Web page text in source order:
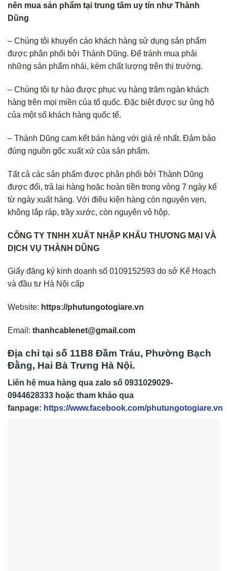
nên mua sản phẩm tại trung tâm uy tín như Thành
Dũng
– Chúng tôi khuyến cáo khách hàng sử dụng sản phẩm
được phân phối bởi Thành Dũng. Để tránh mua phải
những sản phẩm nhái, kém chất lượng trên thị trường.
– Chúng tôi tự hào được phục vụ hàng trăm ngàn khách
hàng trên mọi miền của tổ quốc. Đặc biệt được sự ủng hộ
của một số khách hàng quốc tế.
– Thành Dũng cam kết bán hàng với giá rẻ nhất. Đảm bảo
đúng nguồn gốc xuất xứ của sản phẩm.
Tất cả các sản phẩm được phân phối bởi Thành Dũng
được đổi, trả lại hàng hoặc hoàn tiền trong vòng 7 ngày kể
từ ngày xuất hàng. Với điều kiện hàng còn nguyên vẹn,
không lắp ráp, trầy xước, còn nguyên vỏ hộp.
CÔNG TY TNHH XUẤT NHẬP KHẨU THƯƠNG MẠI VÀ
DỊCH VỤ THÀNH DŨNG
Giấy đăng ký kinh doanh số 0109152593 do sở Kế Hoạch
và đầu tư Hà Nội cấp
Website: https://phutungotogiare.vn
Email: thanhcablenet@gmail.com
Địa chỉ tại số 11B8 Đầm Tráu, Phường Bạch
Đằng, Hai Bà Trưng Hà Nội.
Liên hệ mua hàng qua zalo số 0931029029-
0944628333 hoặc tham khảo qua
fanpage: https://www.facebook.com/phutungotogiare.vn